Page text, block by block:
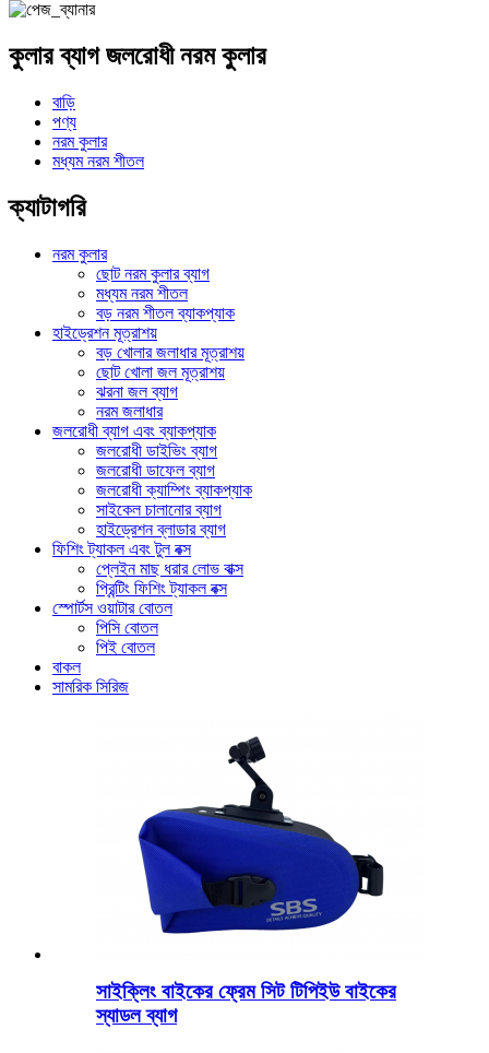
কুলার ব্যাগ জলরোধী নরম কুলার
বাড়ি
পণ্য
নরম কুলার
মধ্যম নরম শীতল
ক্যাটাগরি
নরম কুলার
ছোট নরম কুলার ব্যাগ
মধ্যম নরম শীতল
বড় নরম শীতল ব্যাকপ্যাক
হাইড্রেশন মূত্রাশয়
বড় খোলার জলাধার মূত্রাশয়
ছোট খোলা জল মূত্রাশয়
ঝরনা জল ব্যাগ
নরম জলাধার
জলরোধী ব্যাগ এবং ব্যাকপ্যাক
জলরোধী ডাইভিং ব্যাগ
জলরোধী ডাফেল ব্যাগ
জলরোধী ক্যাম্পিং ব্যাকপ্যাক
সাইকেল চালানোর ব্যাগ
হাইড্রেশন ব্লাডার ব্যাগ
ফিশিং ট্যাকল এবং টুল বক্স
প্লেইন মাছ ধরার লোভ বাক্স
প্রিন্টিং ফিশিং ট্যাকল বক্স
স্পোর্টস ওয়াটার বোতল
পিসি বোতল
পিই বোতল
বাকল
সামরিক সিরিজ
সাইক্লিং বাইকের ফ্রেম সিট টিপিইউ বাইকের
স্যাডল ব্যাগ